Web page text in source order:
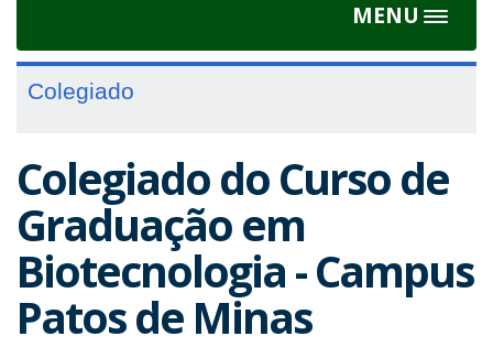
MENU
Toggle
Colegiado
Colegiado do Curso de
Graduação em
Biotecnologia - Campus
Patos de Minas